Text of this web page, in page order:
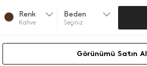
Renk
Kahve
Beden
Seçiniz
Görünümü Satın Al